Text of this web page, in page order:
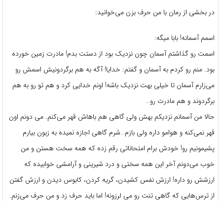
در بخشی از رمان با من حرف بزن می‌خوانید:
اسمم آسمانه! بابا میگه:
اسمت رو گذاشتم آسمان چون نزدیک بود از دستت بدم! مادرت زمین خورده
بود. منم رو کردم به آسمان و گفتم: خدایا! آگه به هم برگردونیش اسمش رو
می‌زارم آسمان تا خیلی بهت نزدیک باشه! اونم خدایی کرد و هم تو رو به هم
برگردوند و هم مادرت رو…
حالا من آسمانم نزدیکم بهش ولی گاهی هم باهاش قهر می‌کنم. می دونم اون
قهر نمی‌کنه و هوامو داره ولی بازم…شرم گاهی اجازه نمیده به زبون بیارم
پشیمونیم رو! خودش برام امتحاناتی رقم زده که همه سخت هستن و من
خوب می‌دونم آخر این همه سختی و درد شیرینی و آرامشی خوابیده که
ارزشش رو داره! ارزش نفس کشیدن، گریه کردن، کابوس دیدن و ارزش گفتن
از ترس‌هایی که گاهی تنت رو می لرزونه! اما باید حرف زد و من حرف می‌زنم.